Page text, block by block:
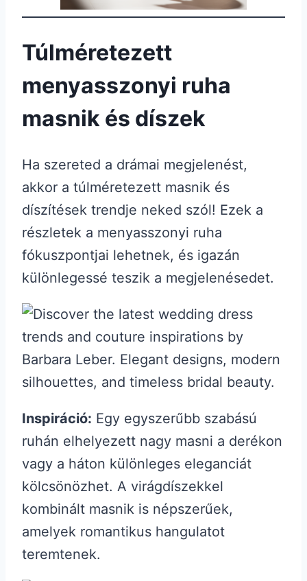
Túlméretezett
menyasszonyi ruha
masnik és díszek
Ha szereted a drámai megjelenést,
akkor a túlméretezett masnik és
díszítések trendje neked szól! Ezek a
részletek a menyasszonyi ruha
fókuszpontjai lehetnek, és igazán
különlegessé teszik a megjelenésedet.
Inspiráció: Egy egyszerűbb szabású
ruhán elhelyezett nagy masni a derékon
vagy a háton különleges eleganciát
kölcsönözhet. A virágdíszekkel
kombinált masnik is népszerűek,
amelyek romantikus hangulatot
teremtenek.